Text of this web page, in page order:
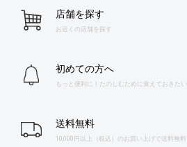
店舗を探す
お近くの店舗を探す
初めての方へ
もっと便利に！たのしむために覚えておきたい
送料無料
10,000円以上（税込）のお買い上げで送料無料